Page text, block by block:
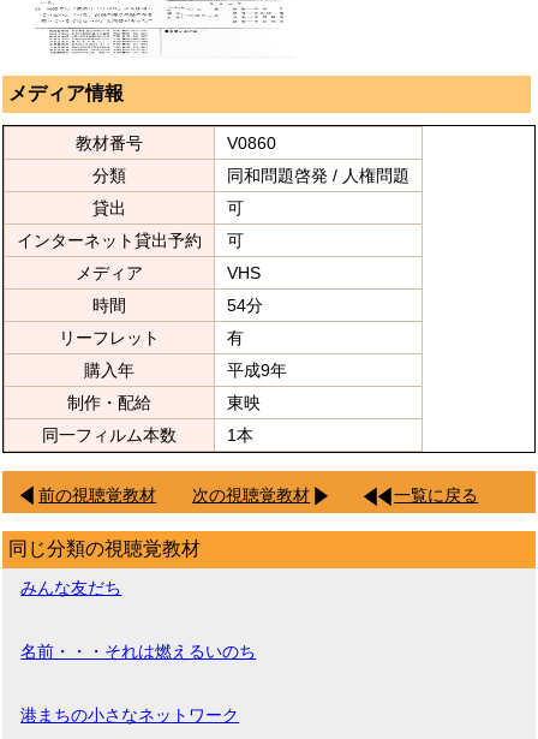
メディア情報
教材番号
V0860
分類
同和問題啓発 / 人権問題
貸出
可
インターネット貸出予約
可
メディア
VHS
時間
54分
リーフレット
有
購入年
平成9年
制作・配給
東映
同一フィルム本数
1本
前の視聴覚教材 次の視聴覚教材 一覧に戻る
同じ分類の視聴覚教材
みんな友だち
名前・・・それは燃えるいのち
港まちの小さなネットワーク